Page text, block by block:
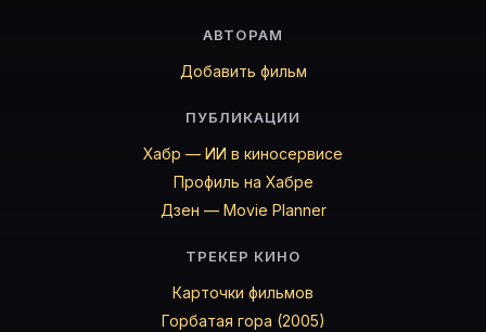
АВТОРАМ
Добавить фильм
ПУБЛИКАЦИИ
Хабр — ИИ в киносервисе
Профиль на Хабре
Дзен — Movie Planner
ТРЕКЕР КИНО
Карточки фильмов
Горбатая гора (2005)